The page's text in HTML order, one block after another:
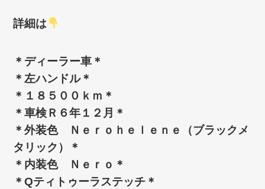
詳細は
＊ディーラー車＊
＊左ハンドル＊
＊１８５００ｋｍ＊
＊車検Ｒ６年１２月＊
＊外装色 Ｎｅｒｏｈｅｌｅｎｅ（ブラックメ
タリック）＊
＊内装色 Ｎｅｒｏ＊
＊Qティトゥーラステッチ＊